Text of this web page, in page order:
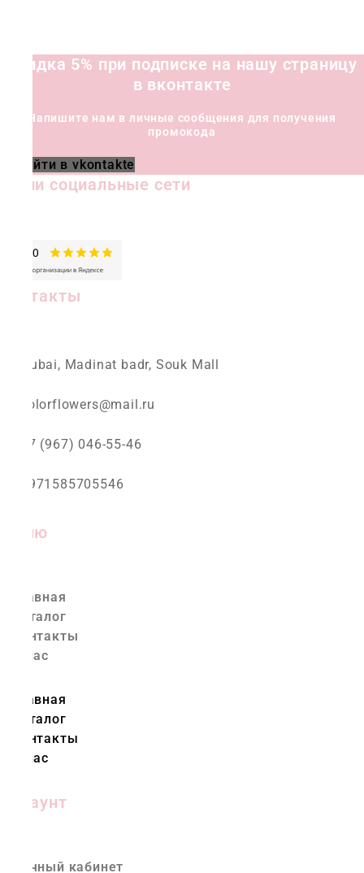
Скидка 5% при подписке на нашу страницу
в вконтакте
Напишите нам в личные сообщения для получения
промокода
Перейти в vkontakte
Наши социальные сети
Контакты
Dubai, Madinat badr, Souk Mall
colorflowers@mail.ru
+7 (967) 046-55-46
+971585705546
Меню
Главная
Каталог
Контакты
О нас
Главная
Каталог
Контакты
О нас
Аккаунт
Личный кабинет